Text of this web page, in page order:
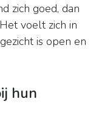
zich goed, dan
voelt zich in
is open en
hun